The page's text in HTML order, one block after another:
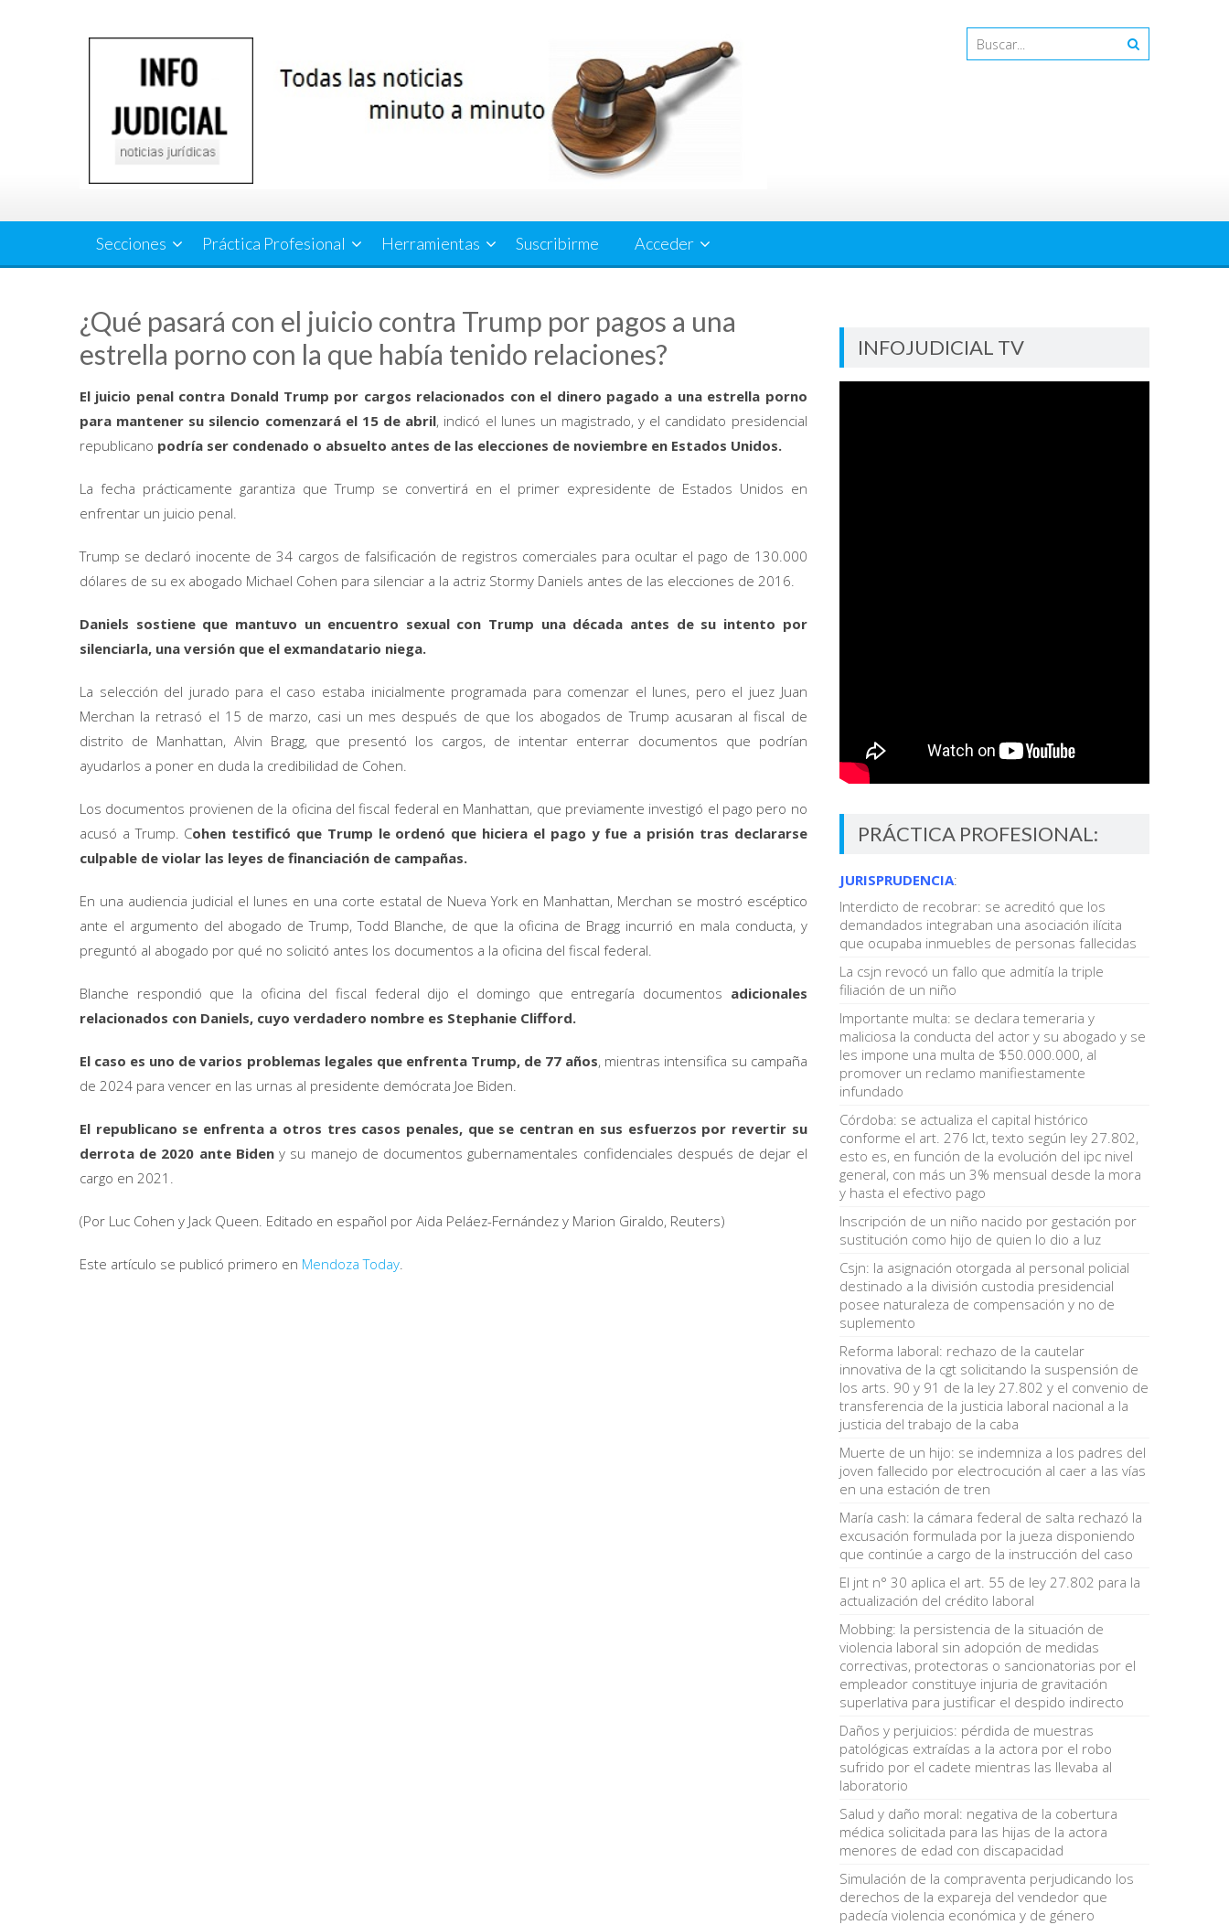
Secciones Práctica Profesional Herramientas Suscribirme Acceder
¿Qué pasará con el juicio contra Trump por pagos a una
estrella porno con la que había tenido relaciones?
El juicio penal contra Donald Trump por cargos relacionados con el dinero pagado a una estrella porno
para mantener su silencio comenzará el 15 de abril, indicó el lunes un magistrado, y el candidato presidencial
republicano podría ser condenado o absuelto antes de las elecciones de noviembre en Estados Unidos.
La fecha prácticamente garantiza que Trump se convertirá en el primer expresidente de Estados Unidos en
enfrentar un juicio penal.
Trump se declaró inocente de 34 cargos de falsificación de registros comerciales para ocultar el pago de 130.000
dólares de su ex abogado Michael Cohen para silenciar a la actriz Stormy Daniels antes de las elecciones de 2016.
Daniels sostiene que mantuvo un encuentro sexual con Trump una década antes de su intento por
silenciarla, una versión que el exmandatario niega.
La selección del jurado para el caso estaba inicialmente programada para comenzar el lunes, pero el juez Juan
Merchan la retrasó el 15 de marzo, casi un mes después de que los abogados de Trump acusaran al fiscal de
distrito de Manhattan, Alvin Bragg, que presentó los cargos, de intentar enterrar documentos que podrían
ayudarlos a poner en duda la credibilidad de Cohen.
Los documentos provienen de la oficina del fiscal federal en Manhattan, que previamente investigó el pago pero no
acusó a Trump. Cohen testificó que Trump le ordenó que hiciera el pago y fue a prisión tras declararse
culpable de violar las leyes de financiación de campañas.
En una audiencia judicial el lunes en una corte estatal de Nueva York en Manhattan, Merchan se mostró escéptico
ante el argumento del abogado de Trump, Todd Blanche, de que la oficina de Bragg incurrió en mala conducta, y
preguntó al abogado por qué no solicitó antes los documentos a la oficina del fiscal federal.
Blanche respondió que la oficina del fiscal federal dijo el domingo que entregaría documentos adicionales
relacionados con Daniels, cuyo verdadero nombre es Stephanie Clifford.
El caso es uno de varios problemas legales que enfrenta Trump, de 77 años, mientras intensifica su campaña
de 2024 para vencer en las urnas al presidente demócrata Joe Biden.
El republicano se enfrenta a otros tres casos penales, que se centran en sus esfuerzos por revertir su
derrota de 2020 ante Bideny su manejo de documentos gubernamentales confidenciales después de dejar el
cargo en 2021.
(Por Luc Cohen y Jack Queen. Editado en español por Aida Peláez-Fernández y Marion Giraldo, Reuters)
Este artículo se publicó primero en Mendoza Today.
INFOJUDICIAL TV
PRÁCTICA PROFESIONAL:
JURISPRUDENCIA:
Interdicto de recobrar: se acreditó que los
demandados integraban una asociación ilícita
que ocupaba inmuebles de personas fallecidas
La csjn revocó un fallo que admitía la triple
filiación de un niño
Importante multa: se declara temeraria y
maliciosa la conducta del actor y su abogado y se
les impone una multa de $50.000.000, al
promover un reclamo manifiestamente
infundado
Córdoba: se actualiza el capital histórico
conforme el art. 276 lct, texto según ley 27.802,
esto es, en función de la evolución del ipc nivel
general, con más un 3% mensual desde la mora
y hasta el efectivo pago
Inscripción de un niño nacido por gestación por
sustitución como hijo de quien lo dio a luz
Csjn: la asignación otorgada al personal policial
destinado a la división custodia presidencial
posee naturaleza de compensación y no de
suplemento
Reforma laboral: rechazo de la cautelar
innovativa de la cgt solicitando la suspensión de
los arts. 90 y 91 de la ley 27.802 y el convenio de
transferencia de la justicia laboral nacional a la
justicia del trabajo de la caba
Muerte de un hijo: se indemniza a los padres del
joven fallecido por electrocución al caer a las vías
en una estación de tren
María cash: la cámara federal de salta rechazó la
excusación formulada por la jueza disponiendo
que continúe a cargo de la instrucción del caso
El jnt n° 30 aplica el art. 55 de ley 27.802 para la
actualización del crédito laboral
Mobbing: la persistencia de la situación de
violencia laboral sin adopción de medidas
correctivas, protectoras o sancionatorias por el
empleador constituye injuria de gravitación
superlativa para justificar el despido indirecto
Daños y perjuicios: pérdida de muestras
patológicas extraídas a la actora por el robo
sufrido por el cadete mientras las llevaba al
laboratorio
Salud y daño moral: negativa de la cobertura
médica solicitada para las hijas de la actora
menores de edad con discapacidad
Simulación de la compraventa perjudicando los
derechos de la expareja del vendedor que
padecía violencia económica y de género